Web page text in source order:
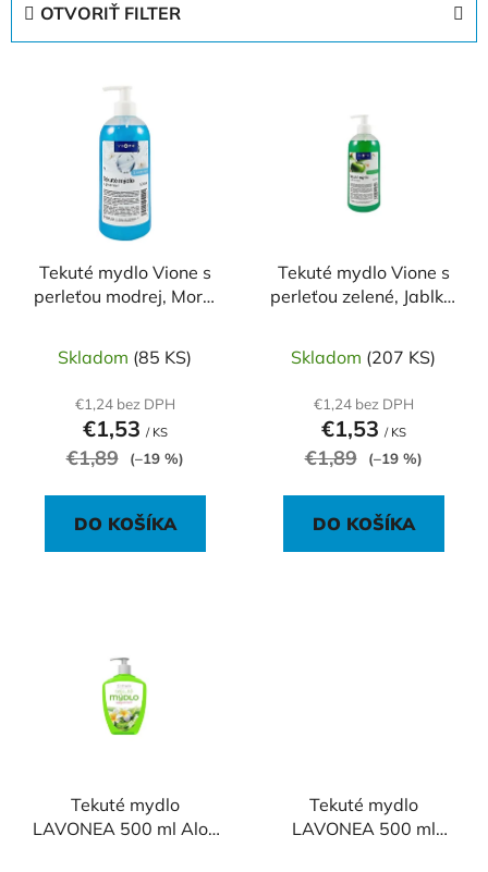
OTVORIŤ FILTER
Tekuté mydlo Vione s
perleťou modrej, More,
Skladom (85 KS)
€1,24 bez DPH
€1,53 / KS
€1,89 (–19 %)
DO KOŠÍKA
Tekuté mydlo Vione s
perleťou zelené, Jablko,
Skladom (207 KS)
€1,24 bez DPH
€1,53 / KS
€1,89 (–19 %)
DO KOŠÍKA
Tekuté mydlo
LAVONEA 500 ml Aloe
Tekuté mydlo
LAVONEA 500 ml